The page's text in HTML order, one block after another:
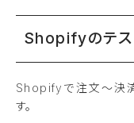
Shopifyのテス
Shopifyで注文～決
す。